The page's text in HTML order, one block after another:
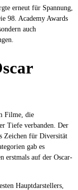
erneut für Spannung,
98. Academy Awards
auch
Filme, die
Tiefe verbanden. Der
Zeichen für Diversität
gab es
erstmals auf der Oscar-
Hauptdarstellers,